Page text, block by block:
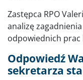
Zastępca RPO
analizę
odpowiednich prac
Odpowiedź
sekretarza